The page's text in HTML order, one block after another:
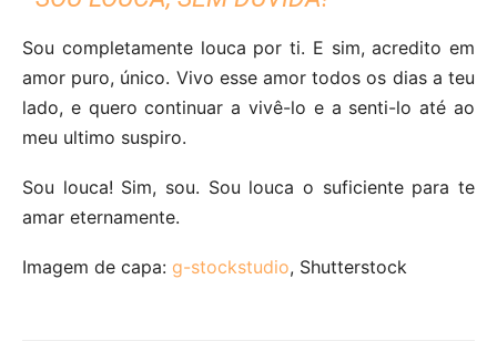
Sou completamente louca por ti. E sim, acredito em
amor puro, único. Vivo esse amor todos os dias a teu
lado, e quero continuar a vivê-lo e a senti-lo até ao
meu ultimo suspiro.
Sou louca! Sim, sou. Sou louca o suficiente para te
amar eternamente.
Imagem de capa: g-stockstudio, Shutterstock